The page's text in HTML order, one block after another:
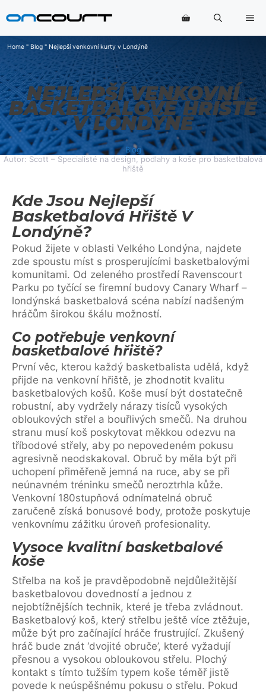
na
Home " Blog " Nejlepší venkovní kurty v Londýně
NEJLEPŠÍ VENKOVNÍ
BASKETBALOVÉ HŘIŠTĚ
V LONDÝNĚ
Blog
Autor: Scott – Specialisté na design, podlahy a koše pro basketbalová
hřiště
Kde Jsou Nejlepší
Basketbalová Hřiště V
Londýně?
Pokud žijete v oblasti Velkého Londýna, najdete
zde spoustu míst s prosperujícími basketbalovými
komunitami. Od zeleného prostředí Ravenscourt
Parku po tyčící se firemní budovy Canary Wharf –
londýnská basketbalová scéna nabízí nadšeným
hráčům širokou škálu možností.
Co potřebuje venkovní
basketbalové hřiště?
První věc, kterou každý basketbalista udělá, když
přijde na venkovní hřiště, je zhodnotit kvalitu
basketbalových košů. Koše musí být dostatečně
robustní, aby vydržely nárazy tisíců vysokých
obloukových střel a bouřlivých smečů. Na druhou
stranu musí koš poskytovat měkkou odezvu na
tříbodové střely, aby po nepovedeném pokusu
agresivně neodskakoval. Obruč by měla být při
uchopení přiměřeně jemná na ruce, aby se při
neúnavném tréninku smečů neroztrhla kůže.
Venkovní 180stupňová odnímatelná obruč
zaručeně získá bonusové body, protože poskytuje
venkovnímu zážitku úroveň profesionality.
Vysoce kvalitní basketbalové
koše
Střelba na koš je pravděpodobně nejdůležitější
basketbalovou dovedností a jednou z
nejobtížnějších technik, které je třeba zvládnout.
Basketbalový koš, který střelbu ještě více ztěžuje,
může být pro začínající hráče frustrující. Zkušený
hráč bude znát ‘dvojité obruče’, které vyžadují
přesnou a vysokou obloukovou střelu. Plochý
kontakt s tímto tužším typem koše téměř jistě
povede k neúspěšnému pokusu o střelu. Pokud